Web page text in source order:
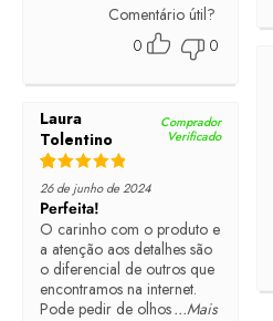
Comentário útil?
0
0
Laura
Tolentino
Comprador
Verificado
Rated 5 out of 5
26 de junho de 2024
Perfeita!
O carinho com o produto e
a atenção aos detalhes são
o diferencial de outros que
encontramos na internet.
Pode pedir de olhos...Mais